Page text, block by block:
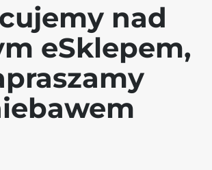
nad
eSklepem,